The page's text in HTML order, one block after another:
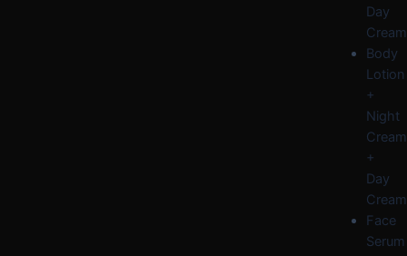
Day
Cream
Body
Lotion
+
Night
Cream
+
Day
Cream
Face
Serum